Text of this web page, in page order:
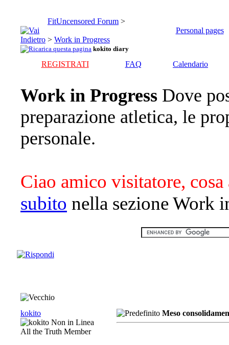
FitUncensored Forum >
Personal pages
> Work in Progress
kokito diary
REGISTRATI FAQ Calendario
Work in Progress Dove
preparazione atletica, le
personale.
Ciao amico visitatore, cosa
subito nella sezione Work
kokito
All the Truth Member
Meso